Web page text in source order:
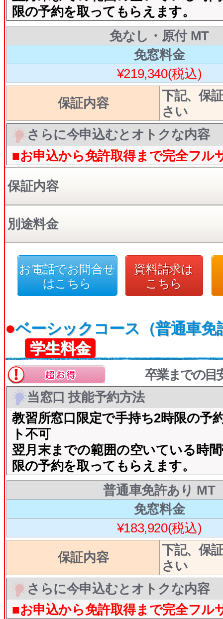
限の予約を取ってもらえます。
免なし・原付 MT
免窓料金
¥219,340(税込)
保証内容
下記、保
さい
さらに今申込むとオトクな内容
■お申込から免許取得まで完全フル
保証内容
別途料金
お電話でお問合せ
はこちら
資料請求は
こちら
●ベーシックコース（普通車免
学生料金
卒業までの目
当窓口 技能予約方法
教習所窓口限定で手持ち2時限の予
ト不可
翌月末までの範囲の空いている時
限の予約を取ってもらえます。
普通車免許あり MT
免窓料金
¥183,920(税込)
保証内容
下記、保
さい
さらに今申込むとオトクな内容
■お申込から免許取得まで完全フル